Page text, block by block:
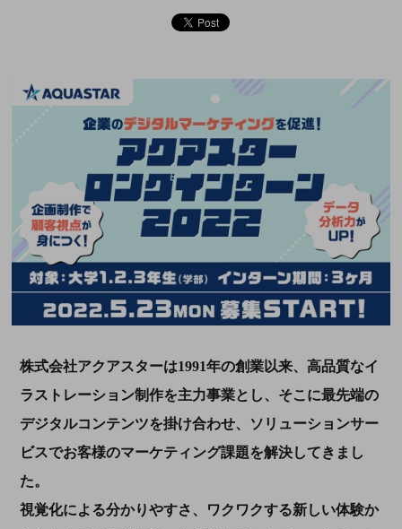
株式会社アクアスターは1991年の創業以来、高品質なイ
ラストレーション制作を主力事業とし、そこに最先端の
デジタルコンテンツを掛け合わせ、ソリューションサー
ビスでお客様のマーケティング課題を解決してきまし
た。
視覚化による分かりやすさ、ワクワクする新しい体験か